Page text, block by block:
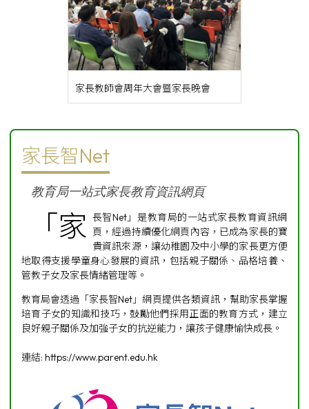
家長教師會周年大會暨家長晚會
家長智Net
教育局一站式家長教育資訊網頁
「家 長智Net」是教育局的一站式家長教育資訊網
頁，經過持續優化網頁內容，已成為家長的寶
貴資訊來源，讓幼稚園及中小學的家長更方便
地取得支援學童身心發展的資訊，包括親子關係、品格培養、
管教子女及家長情緒管理等。
教育局會透過「家長智Net」網頁提供各類資訊，幫助家長掌握
培育子女的知識和技巧，鼓勵他們採用正面的教育方式，建立
良好親子關係及加強子女的抗逆能力，讓孩子健康愉快成長。
連結: https://www.parent.edu.hk